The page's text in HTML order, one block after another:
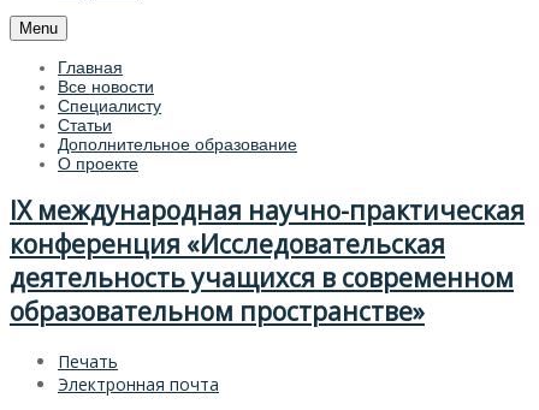
Menu
Главная
Все новости
Специалисту
Статьи
Дополнительное образование
О проекте
IX международная научно-практическая
конференция «Исследовательская
деятельность учащихся в современном
образовательном пространстве»
Печать
Электронная почта